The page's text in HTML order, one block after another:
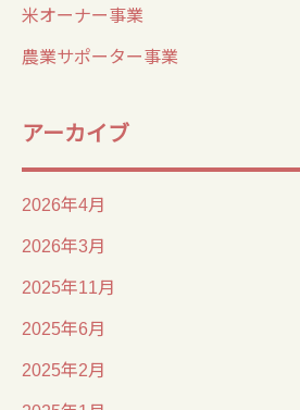
米オーナー事業
農業サポーター事業
アーカイブ
2026年4月
2026年3月
2025年11月
2025年6月
2025年2月